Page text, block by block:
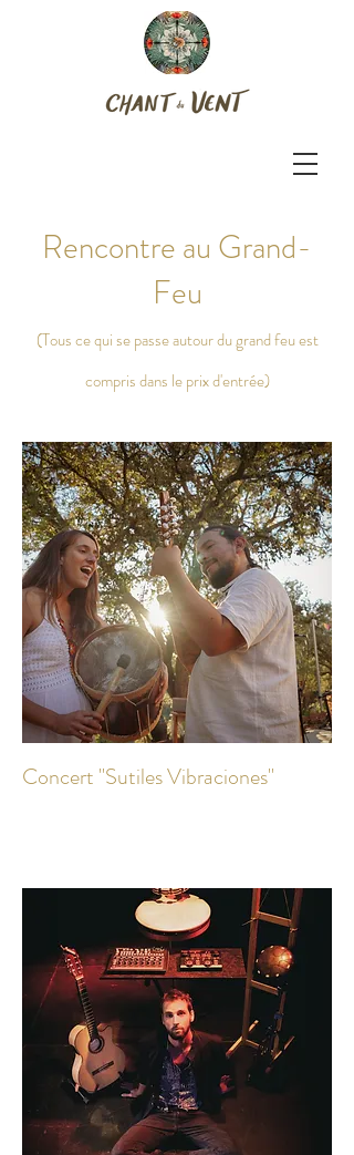
Rencontre au Grand-
Feu
(Tous ce qui se passe autour du grand feu est
compris dans le prix d'entrée)
Concert "Sutiles Vibraciones"